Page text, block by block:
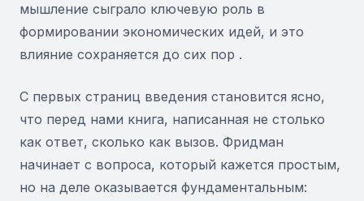
мышление сыграло ключевую роль в
формировании экономических идей, и это
влияние сохраняется до сих пор .
С первых страниц введения становится ясно,
что перед нами книга, написанная не столько
как ответ, сколько как вызов. Фридман
начинает с вопроса, который кажется простым,
но на деле оказывается фундаментальным: